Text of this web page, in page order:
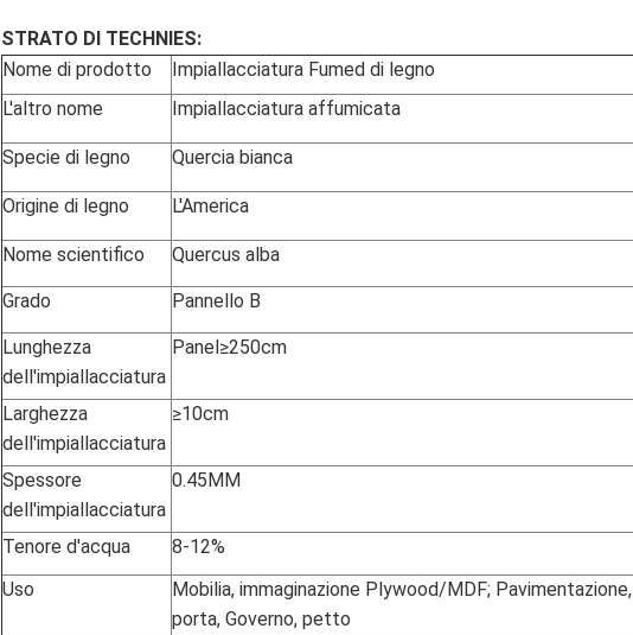
STRATO DI TECHNIES:
Nome di prodotto
Impiallacciatura Fumed di legno
L'altro nome
Impiallacciatura affumicata
Specie di legno Quercia bianca
Origine di legno L'America
Nome scientifico Quercus alba
Grado Pannello B
Lunghezza
dell'impiallacciatura
Panel≥250cm
Larghezza
dell'impiallacciatura
≥10cm
Spessore
dell'impiallacciatura
0.45MM
Tenore d'acqua
8-12%
Uso
Mobilia, immaginazione Plywood/MDF; Pavimentazione,
porta, Governo, petto